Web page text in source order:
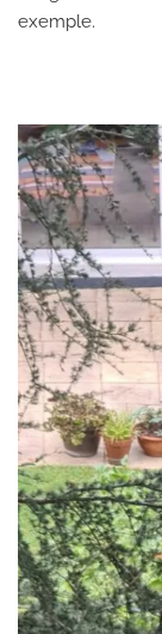
exemple.